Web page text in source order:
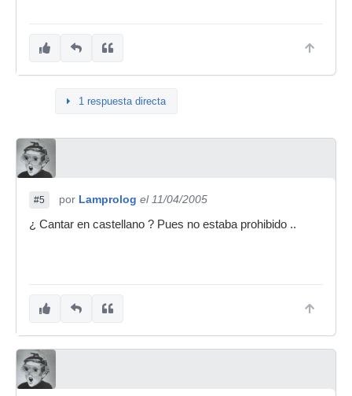
1 respuesta directa
#5 por Lamprolog el 11/04/2005
¿ Cantar en castellano ? Pues no estaba prohibido ..